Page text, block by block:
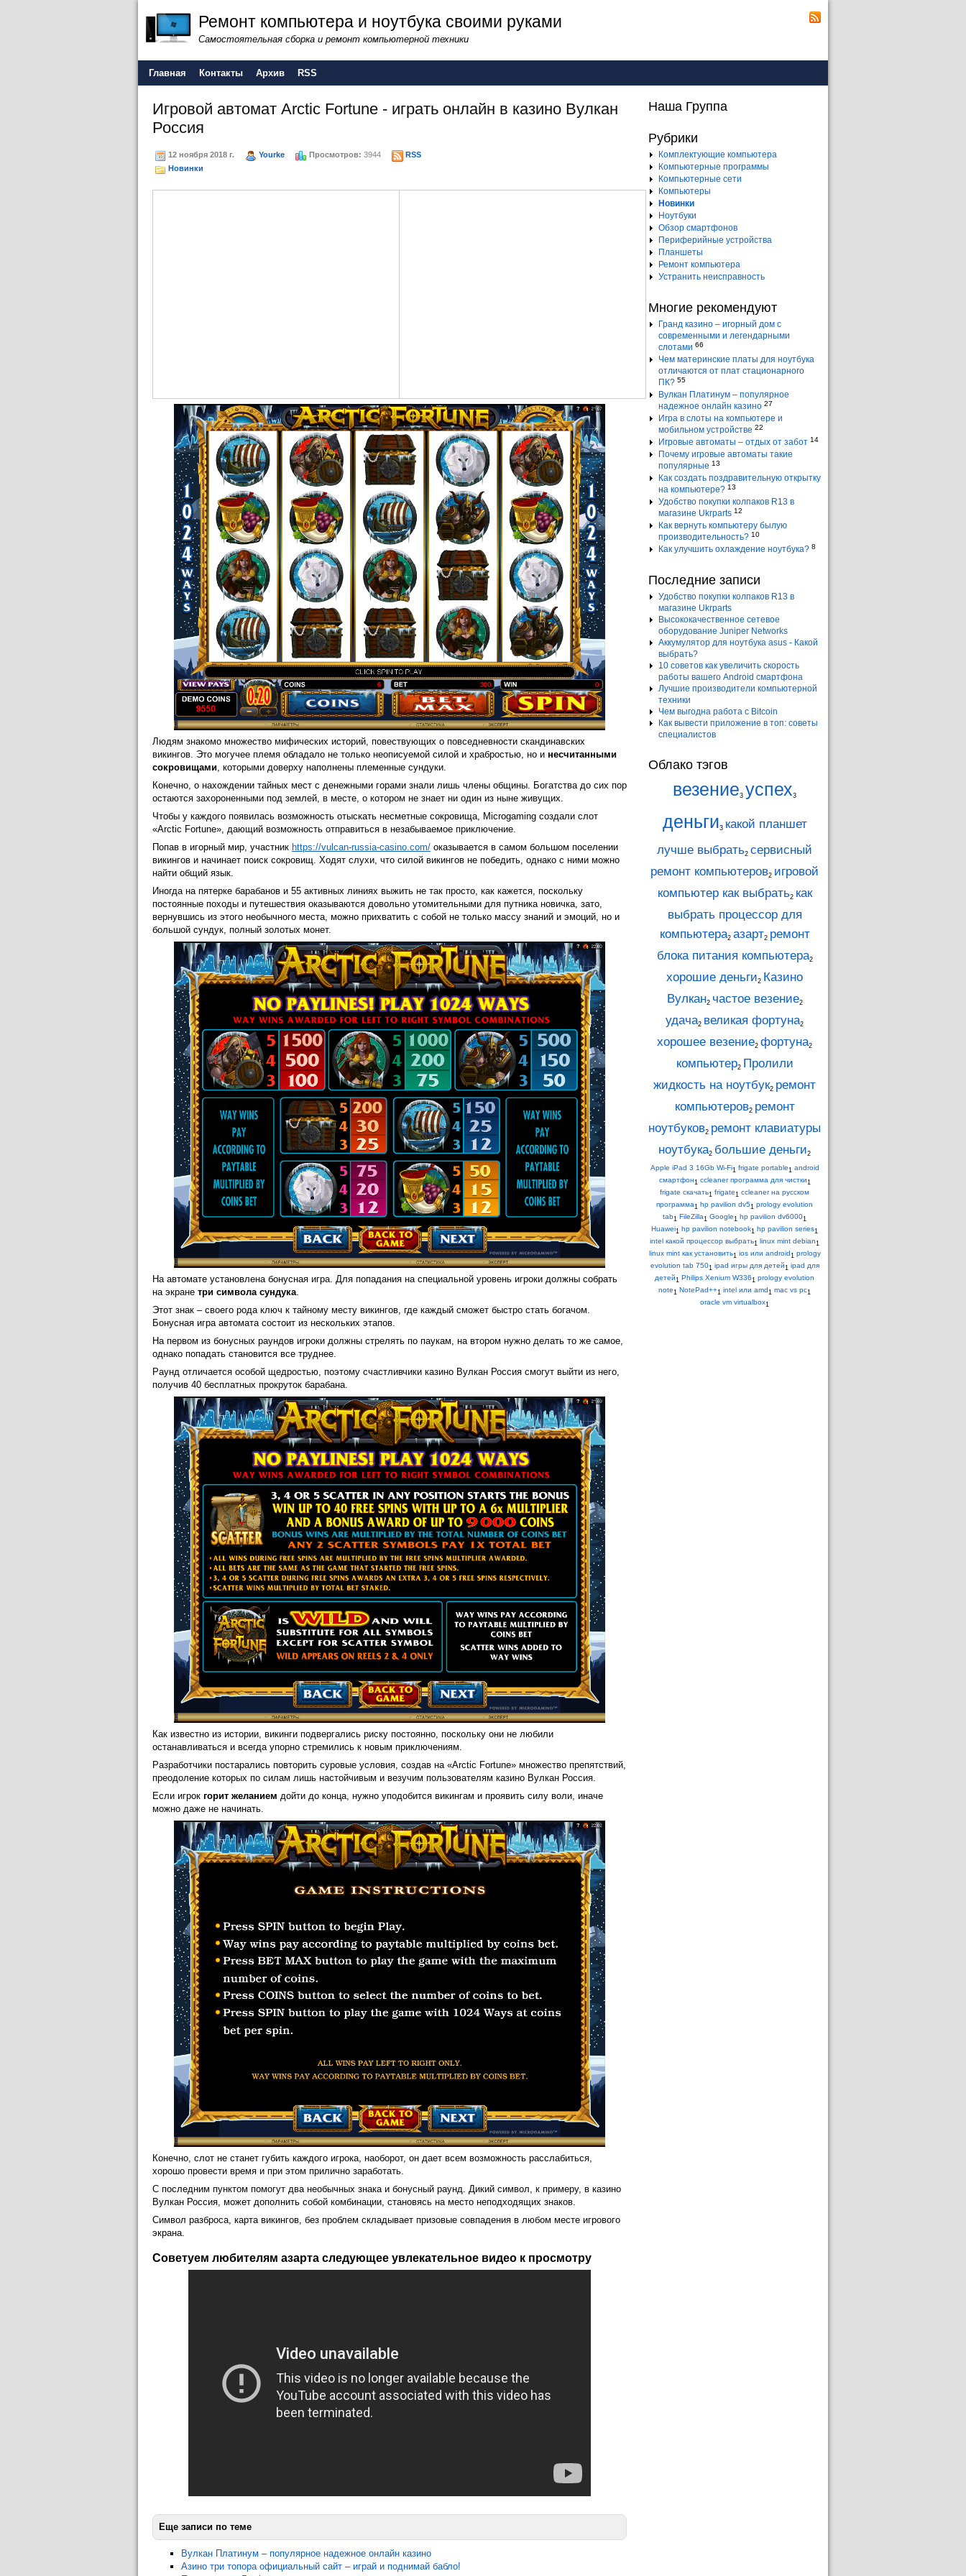
Ремонт компьютера и ноутбука своими руками
Самостоятельная сборка и ремонт компьютерной техники
Главная Контакты Архив RSS
Игровой автомат Arctic Fortune - играть онлайн в казино Вулкан
Россия
12 ноября 2018 г. Yourke Просмотров: 3944
RSS
Новинки
Людям знакомо множество мифических историй, повествующих о повседневности скандинавских
викингов. Это могучее племя обладало не только неописуемой силой и храбростью, но и несчитанными
сокровищами, которыми доверху наполнены племенные сундуки.
Конечно, о нахождении тайных мест с денежными горами знали лишь члены общины. Богатства до сих пор
остаются захороненными под землей, в месте, о котором не знает ни один из ныне живущих.
Чтобы у каждого появилась возможность отыскать несметные сокровища, Microgaming создали слот
«Arctic Fortune», дающий возможность отправиться в незабываемое приключение.
Попав в игорный мир, участник https://vulcan-russia-casino.com/ оказывается в самом большом поселении
викингов и начинает поиск сокровищ. Ходят слухи, что силой викингов не победить, однако с ними можно
найти общий язык.
Иногда на пятерке барабанов и 55 активных линиях выжить не так просто, как кажется, поскольку
постоянные походы и путешествия оказываются довольно утомительными для путника новичка, зато,
вернувшись из этого необычного места, можно прихватить с собой не только массу знаний и эмоций, но и
большой сундук, полный золотых монет.
На автомате установлена бонусная игра. Для попадания на специальной уровень игроки должны собрать
на экране три символа сундука.
Этот знак – своего рода ключ к тайному месту викингов, где каждый сможет быстро стать богачом.
Бонусная игра автомата состоит из нескольких этапов.
На первом из бонусных раундов игроки должны стрелять по паукам, на втором нужно делать то же самое,
однако попадать становится все труднее.
Раунд отличается особой щедростью, поэтому счастливчики казино Вулкан Россия смогут выйти из него,
получив 40 бесплатных прокруток барабана.
Как известно из истории, викинги подвергались риску постоянно, поскольку они не любили
останавливаться и всегда упорно стремились к новым приключениям.
Разработчики постарались повторить суровые условия, создав на «Arctic Fortune» множество препятствий,
преодоление которых по силам лишь настойчивым и везучим пользователям казино Вулкан Россия.
Если игрок горит желанием дойти до конца, нужно уподобится викингам и проявить силу воли, иначе
можно даже не начинать.
Конечно, слот не станет губить каждого игрока, наоборот, он дает всем возможность расслабиться,
хорошо провести время и при этом прилично заработать.
С последним пунктом помогут два необычных знака и бонусный раунд. Дикий символ, к примеру, в казино
Вулкан Россия, может дополнить собой комбинации, становясь на место неподходящих знаков.
Символ разброса, карта викингов, без проблем складывает призовые совпадения в любом месте игрового
экрана.
Советуем любителям азарта следующее увлекательное видео к просмотру
Еще записи по теме
Вулкан Платинум – популярное надежное онлайн казино
Азино три топора официальный сайт – играй и поднимай бабло!
Наша Группа
Рубрики
Комплектующие компьютера
Компьютерные программы
Компьютерные сети
Компьютеры
Новинки
Ноутбуки
Обзор смартфонов
Периферийные устройства
Планшеты
Ремонт компьютера
Устранить неисправность
Многие рекомендуют
Гранд казино – игорный дом с
современными и легендарными
слотами 66
Чем материнские платы для ноутбука
отличаются от плат стационарного
ПК? 55
Вулкан Платинум – популярное
надежное онлайн казино 27
Игра в слоты на компьютере и
мобильном устройстве 22
Игровые автоматы – отдых от забот 14
Почему игровые автоматы такие
популярные 13
Как создать поздравительную открытку
на компьютере? 13
Удобство покупки колпаков R13 в
магазине Ukrparts 12
Как вернуть компьютеру былую
производительность? 10
Как улучшить охлаждение ноутбука? 8
Последние записи
Удобство покупки колпаков R13 в
магазине Ukrparts
Высококачественное сетевое
оборудование Juniper Networks
Аккумулятор для ноутбука asus - Какой
выбрать?
10 советов как увеличить скорость
работы вашего Android смартфона
Лучшие производители компьютерной
техники
Чем выгодна работа с Bitcoin
Как вывести приложение в топ: советы
специалистов
Облако тэгов
везение3 успех3
деньги3 какой планшет
лучше выбрать2 сервисный
ремонт компьютеров2 игровой
компьютер как выбрать2 как
выбрать процессор для
компьютера2 азарт2 ремонт
блока питания компьютера2
хорошие деньги2 Казино
Вулкан2 частое везение2
удача2 великая фортуна2
хорошее везение2 фортуна2
компьютер2 Пролили
жидкость на ноутбук2 ремонт
компьютеров2 ремонт
ноутбуков2 ремонт клавиатуры
ноутбука2 большие деньги2
Apple iPad 3 16Gb Wi-Fi1 frigate portable1 android
смартфон1 ccleaner программа для чистки1
frigate скачать1 frigate1 ccleaner на русском
программа1 hp pavilion dv51 prology evolution
tab1 FileZilla1 Google1 hp pavilion dv60001
Huawei1 hp pavilion notebook1 hp pavilion series1
intel какой процессор выбрать1 linux mint debian1
linux mint как установить1 ios или android1 prology
evolution tab 7501 ipad игры для детей1 ipad для
детей1 Philips Xenium W3361 prology evolution
note1 NotePad++1 intel или amd1 mac vs pc1
oracle vm virtualbox1